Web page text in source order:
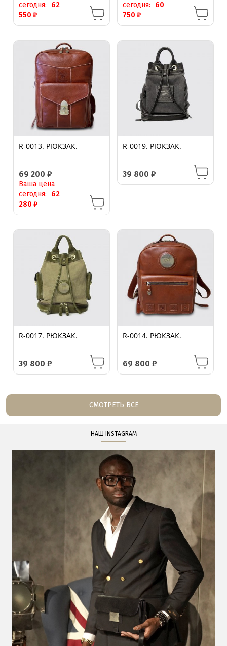
сегодня:
62
550₽
сегодня:
60
750 ₽
R-0013. РЮКЗАК.
69 200₽
Ваша цена
сегодня:
62
280₽
R-0019. РЮКЗАК.
39 800 ₽
R-0017. РЮКЗАК.
39 800₽
R-0014. РЮКЗАК.
69 800 ₽
СМОТРЕТЬ ВСЁ
НАШ INSTAGRAM